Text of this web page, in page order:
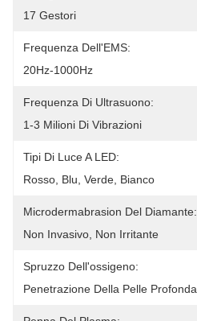
17 Gestori
Frequenza Dell'EMS:
20Hz-1000Hz
Frequenza Di Ultrasuono:
1-3 Milioni Di Vibrazioni
Tipi Di Luce A LED:
Rosso, Blu, Verde, Bianco
Microdermabrasion Del Diamante:
Non Invasivo, Non Irritante
Spruzzo Dell'ossigeno:
Penetrazione Della Pelle Profonda